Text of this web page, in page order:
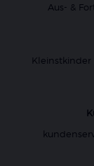
Aus- &